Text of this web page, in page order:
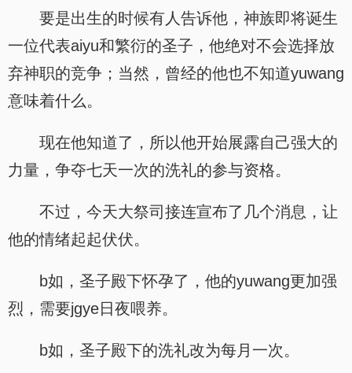
要是出生的时候有人告诉他，神族即将诞生
一位代表aiyu和繁衍的圣子，他绝对不会选择放
弃神职的竞争；当然，曾经的他也不知道yuwang
意味着什么。
现在他知道了，所以他开始展露自己强大的
力量，争夺七天一次的洗礼的参与资格。
不过，今天大祭司接连宣布了几个消息，让
他的情绪起起伏伏。
b如，圣子殿下怀孕了，他的yuwang更加强
烈，需要jgye日夜喂养。
b如，圣子殿下的洗礼改为每月一次。